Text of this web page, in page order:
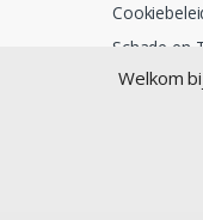
Welkom
Schade en
Lease